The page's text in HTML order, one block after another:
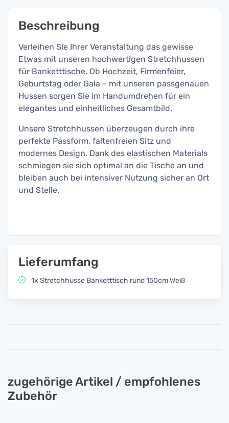
Beschreibung
Verleihen Sie Ihrer Veranstaltung das gewisse
Etwas mit unseren hochwertigen Stretchhussen
für Banketttische. Ob Hochzeit, Firmenfeier,
Geburtstag oder Gala – mit unseren passgenauen
Hussen sorgen Sie im Handumdrehen für ein
elegantes und einheitliches Gesamtbild.
Unsere Stretchhussen überzeugen durch ihre
perfekte Passform, faltenfreien Sitz und
modernes Design. Dank des elastischen Materials
schmiegen sie sich optimal an die Tische an und
bleiben auch bei intensiver Nutzung sicher an Ort
und Stelle.
Lieferumfang
1x Stretchhusse Banketttisch rund 150cm Weiß
zugehörige Artikel / empfohlenes
Zubehör